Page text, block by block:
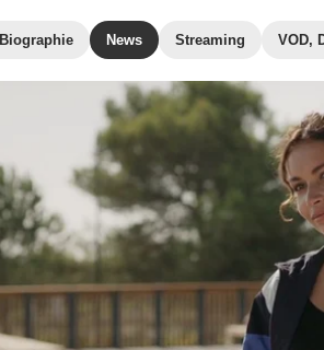
Biographie News Streaming VOD,